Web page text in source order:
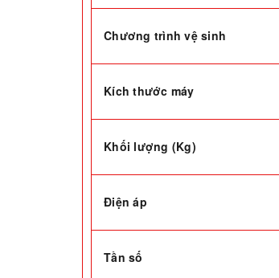
Chương trình vệ sinh
Kích thước máy
Khối lượng (Kg)
Điện áp
Tần số